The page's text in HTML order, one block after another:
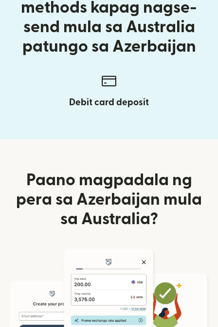
methods kapag nagse-
send mula sa Australia
patungo sa Azerbaijan
Debit card deposit
Paano magpadala ng
pera sa Azerbaijan mula
sa Australia?